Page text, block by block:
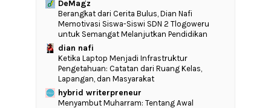
DeMagz
‎Berangkat dari Cerita Bulus, Dian Nafi
Memotivasi Siswa-Siswi SDN 2 Tlogoweru
untuk Semangat Melanjutkan Pendidikan
dian nafi
Ketika Laptop Menjadi Infrastruktur
Pengetahuan: Catatan dari Ruang Kelas,
Lapangan, dan Masyarakat
hybrid writerpreneur
Menyambut Muharram: Tentang Awal